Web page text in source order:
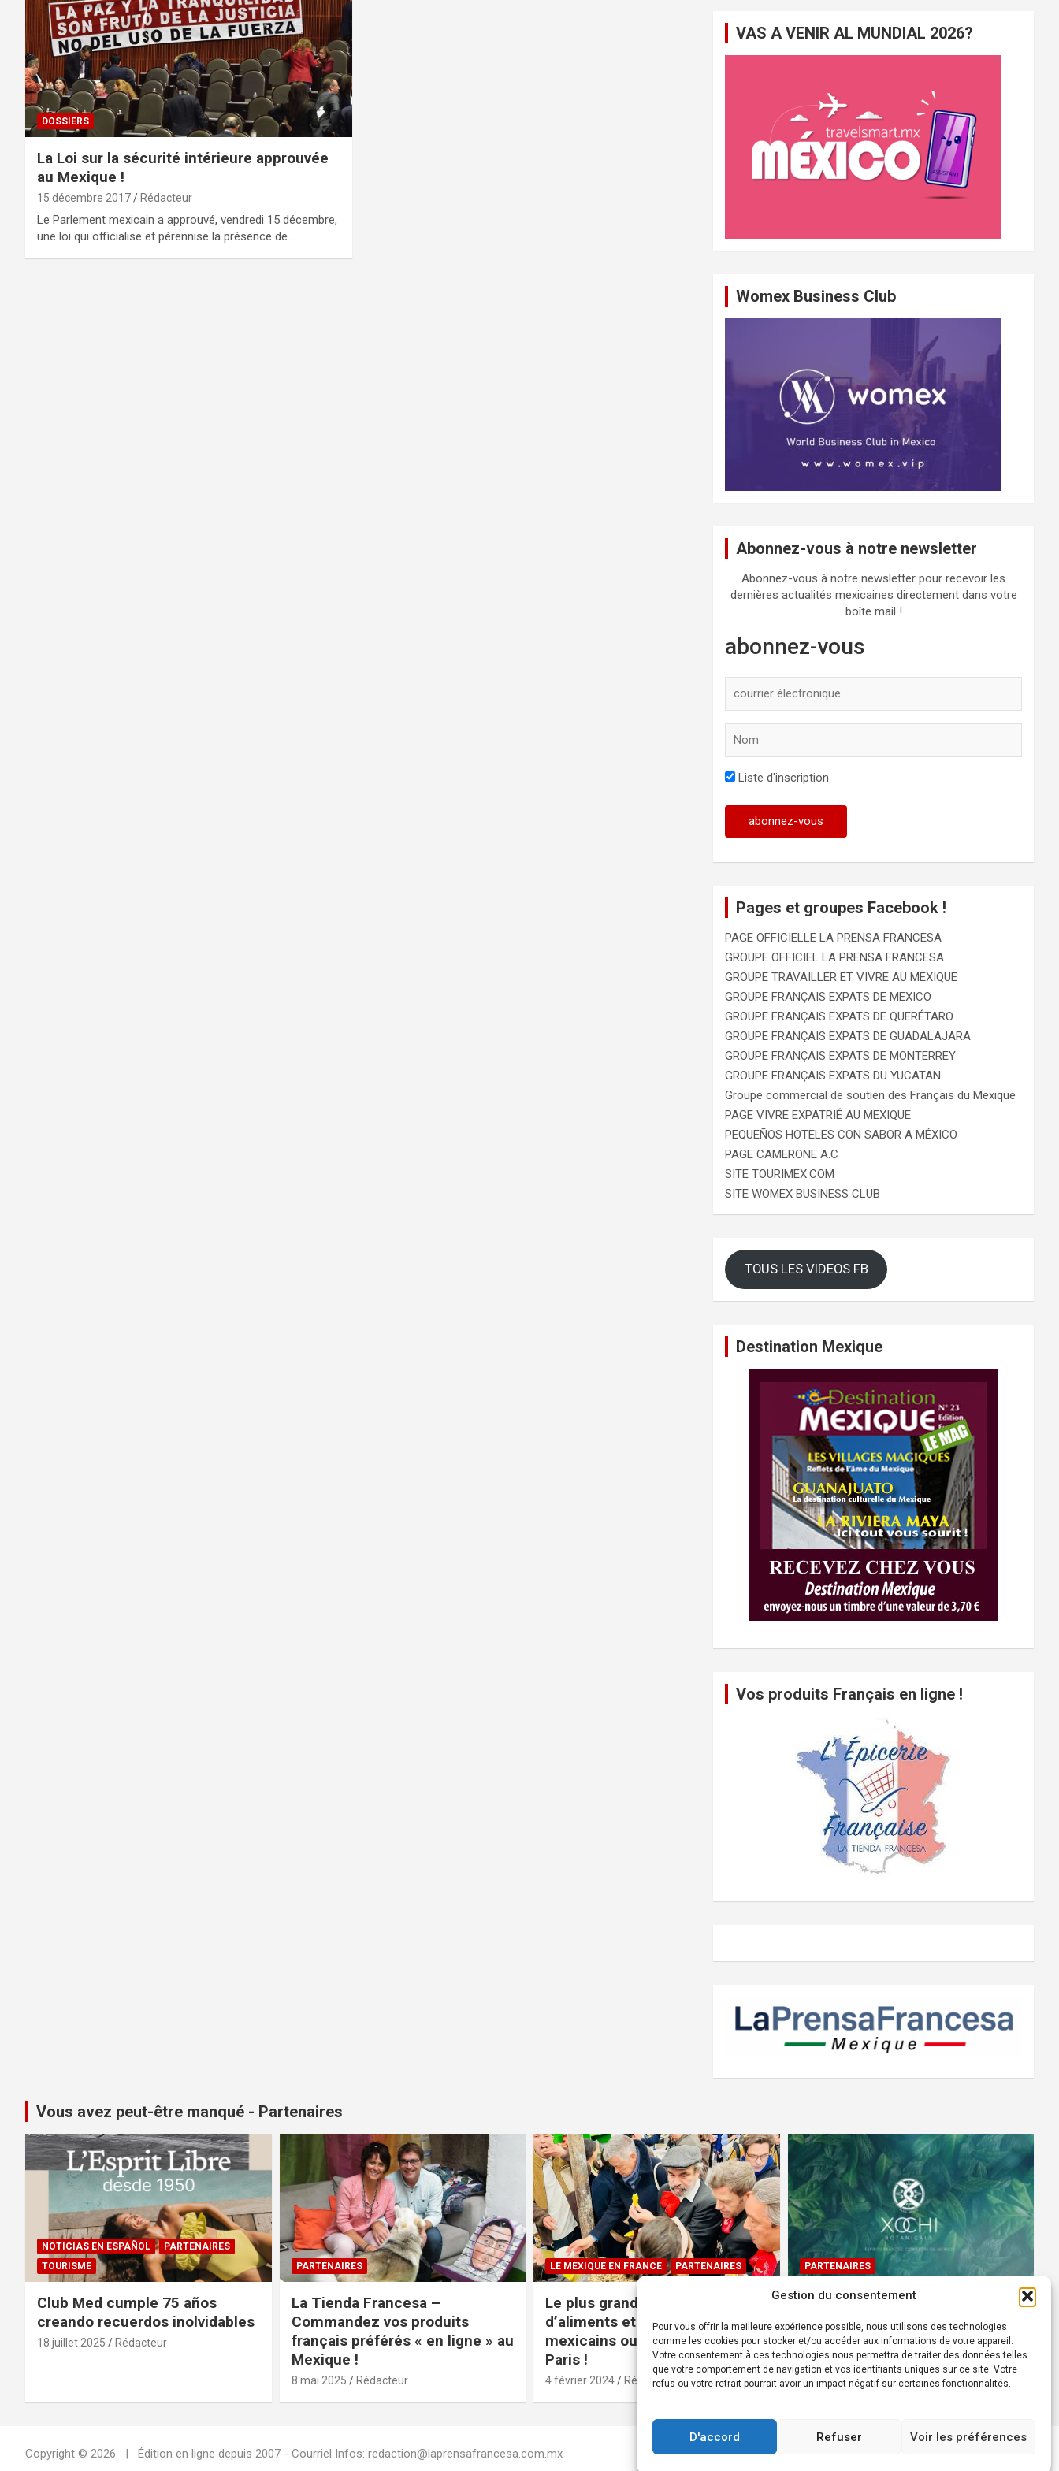
Gestion du consentement
Pour vous offrir la meilleure expérience possible, nous utilisons des technologies
comme les cookies pour stocker et/ou accéder aux informations de votre appareil.
Votre consentement à ces technologies nous permettra de traiter des données telles
que votre comportement de navigation et vos identifiants uniques sur ce site. Votre
refus ou votre retrait pourrait avoir un impact négatif sur certaines fonctionnalités.
D'accord Refuser Voir les préférences
DOSSIERS
La Loi sur la sécurité intérieure approuvée
au Mexique !
15 décembre 2017 Rédacteur
Le Parlement mexicain a approuvé, vendredi 15 décembre,
une loi qui officialise et pérennise la présence de…
c
VAS A VENIR AL MUNDIAL 2026?
Womex Business Club
Abonnez-vous à notre newsletter
Abonnez-vous à notre newsletter pour recevoir les
dernières actualités mexicaines directement dans votre
boîte mail !
abonnez-vous
Liste d'inscription
Pages et groupes Facebook !
PAGE OFFICIELLE LA PRENSA FRANCESA
GROUPE OFFICIEL LA PRENSA FRANCESA
GROUPE TRAVAILLER ET VIVRE AU MEXIQUE
GROUPE FRANÇAIS EXPATS DE MEXICO
GROUPE FRANÇAIS EXPATS DE QUERÉTARO
GROUPE FRANÇAIS EXPATS DE GUADALAJARA
GROUPE FRANÇAIS EXPATS DE MONTERREY
GROUPE FRANÇAIS EXPATS DU YUCATAN
Groupe commercial de soutien des Français du Mexique
PAGE VIVRE EXPATRIÉ AU MEXIQUE
PEQUEÑOS HOTELES CON SABOR A MÉXICO
PAGE CAMERONE A.C
SITE TOURIMEX.COM
SITE WOMEX BUSINESS CLUB
TOUS LES VIDEOS FB
Destination Mexique
Vos produits Français en ligne !
Vous avez peut-être manqué - Partenaires
NOTICIAS EN ESPAÑOL
PARTENAIRES
TOURISME
Club Med cumple 75 años
creando recuerdos inolvidables
18 juillet 2025 Rédacteur
PARTENAIRES
La Tienda Francesa –
Commandez vos produits
français préférés « en ligne » au
Mexique !
8 mai 2025 Rédacteur
LE MEXIQUE EN FRANCE PARTENAIRES
Le plus grand magasin
d’aliments et produits
mexicains ouvre ses portes à
Paris !
4 février 2024 Rédacteur
PARTENAIRES
Devenez Ambassadeur XOCHI
BOTANICALS – « El espíritu
francés con corazón de
México! »
24 août 2022 Rédacteur
Copyright © 2026 Édition en ligne depuis 2007 - Courriel Infos: redaction@laprensafrancesa.com.mx